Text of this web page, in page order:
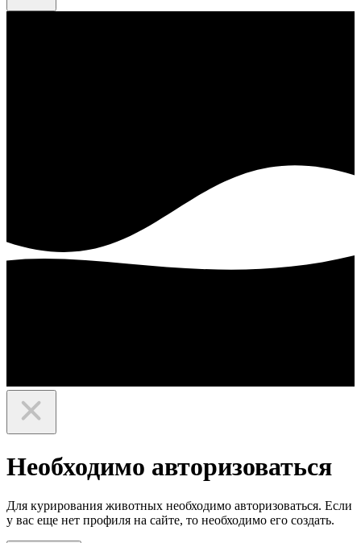
Необходимо авторизоваться
Для курирования животных необходимо авторизоваться. Если
у вас еще нет профиля на сайте, то необходимо его создать.